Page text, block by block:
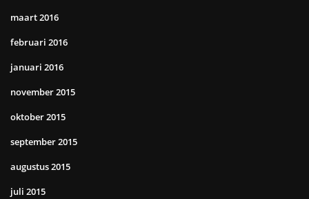
maart 2016
februari 2016
januari 2016
november 2015
oktober 2015
september 2015
augustus 2015
juli 2015